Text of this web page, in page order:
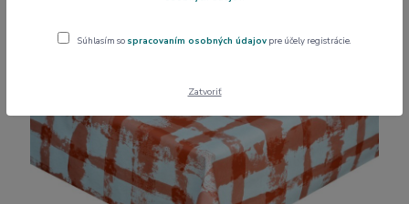
Súhlasím so spracovaním osobných údajov pre účely registrácie.
Zatvoriť